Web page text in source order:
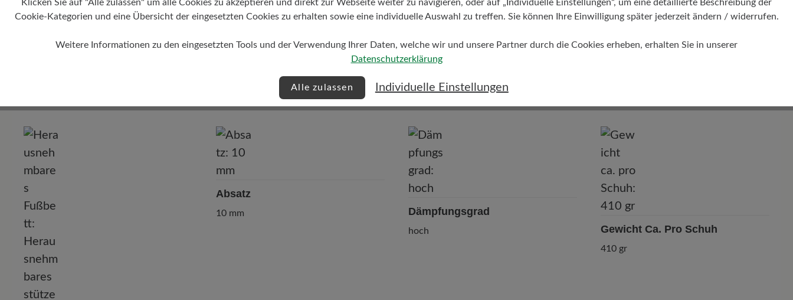
Absatz
10 mm Dämpfungsgrad
hoch Gewicht Ca. Pro Schuh
410 gr
Klicken Sie auf "Alle zulassen" um alle Cookies zu akzeptieren und direkt zur Webseite weiter zu navigieren, oder auf „Individuelle Einstellungen“, um eine detaillierte Beschreibung der
Cookie-Kategorien und eine Übersicht der eingesetzten Cookies zu erhalten sowie eine individuelle Auswahl zu treffen. Sie können Ihre Einwilligung später jederzeit ändern / widerrufen.
Weitere Informationen zu den eingesetzten Tools und der Verwendung Ihrer Daten, welche wir und unsere Partner durch die Cookies erheben, erhalten Sie in unserer
Datenschutzerklärung
Alle zulassen Individuelle Einstellungen